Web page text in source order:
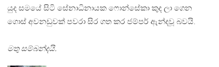
යුද සමයේ සිටි සේනාධිනායක ෆොන්සේකා කුද ලා ගෙන
ගොස් අවනඩුවක් පවරා සිර ගත කර ජම්පර් ඇන්දවූ බවයි.
මතු සම්බන්දයි.